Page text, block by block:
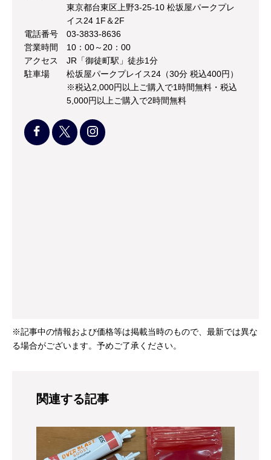
東京都台東区上野3-25-10 松坂屋パークプレ
イス24 1F＆2F
電話番号
03-3833-8636
営業時間
10：00～20：00
アクセス
JR「御徒町駅」徒歩1分
駐車場
松坂屋パークプレイス24（30分 税込400円）
※税込2,000円以上ご購入で1時間無料・税込
5,000円以上ご購入で2時間無料
※記事中の情報および価格等は掲載当時のもので、最新では異な
る場合がございます。予めご了承ください。
関連する記事